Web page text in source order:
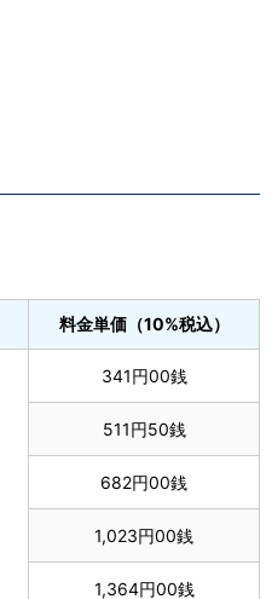
料金単価（10%税込）
341円00銭
511円50銭
682円00銭
1,023円00銭
1,364円00銭